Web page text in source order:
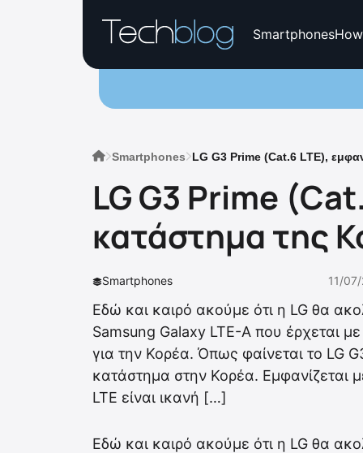
Smartphones
Smartphones LG G3 Prime (Cat.6 LTE),
LG G3 Prime
κατάστημα της
Smartphones 11/
Εδώ και καιρό ακούμε ότι η LG θα
Samsung Galaxy LTE-A που έρχεται
για την Κορέα. Όπως φαίνεται το LG
κατάστημα στην Κορέα. Εμφανίζεται
LTE είναι ικανή […]
Εδώ και καιρό ακούμε ότι η LG θα